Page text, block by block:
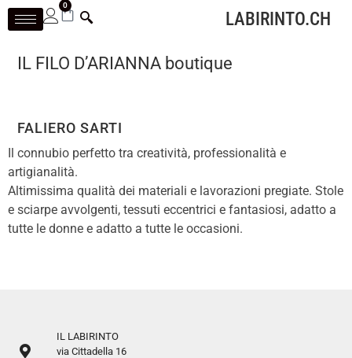
0
LABIRINTO.CH
IL FILO D’ARIANNA boutique
FALIERO SARTI
Il connubio perfetto tra creatività, professionalità e
artigianalità.
Altimissima qualità dei materiali e lavorazioni pregiate. Stole
e sciarpe avvolgenti, tessuti eccentrici e fantasiosi, adatto a
tutte le donne e adatto a tutte le occasioni.
IL LABIRINTO
via Cittadella 16